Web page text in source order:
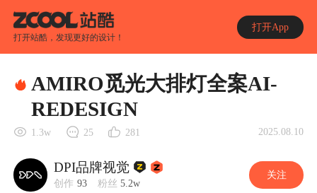
打开站酷，发现更好的设计！
打开App
AMIRO觅光大排灯全案AI-
REDESIGN
1.3w 25 281 2025.08.10
DPI品牌视觉
创作 93 粉丝 5.2w
关注